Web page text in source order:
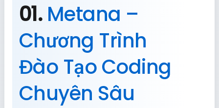
01. Metana –
Chương Trình
Đào Tạo Coding
Chuyên Sâu